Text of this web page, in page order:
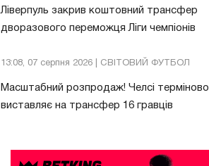
Ліверпуль закрив коштовний трансфер
дворазового переможця Ліги чемпіонів
13:08, 07 серпня 2026 | СВІТОВИЙ ФУТБОЛ
Масштабний розпродаж! Челсі терміново
виставляє на трансфер 16 гравців